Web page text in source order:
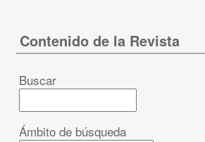
Contenido de la Revista
Buscar
Ámbito de búsqueda